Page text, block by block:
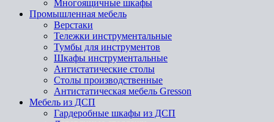
Многоящичные шкафы
Промышленная мебель
Верстаки
Тележки инструментальные
Тумбы для инструментов
Шкафы инструментальные
Антистатические столы
Столы производственные
Антистатическая мебель Gresson
Мебель из ДСП
Гардеробные шкафы из ДСП